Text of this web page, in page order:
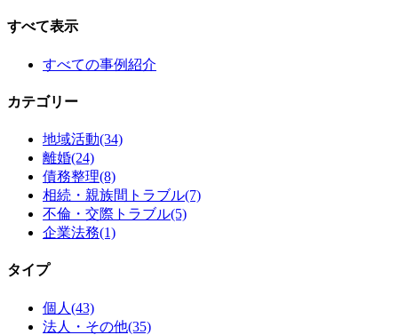
すべて表示
すべての事例紹介
カテゴリー
地域活動(34)
離婚(24)
債務整理(8)
相続・親族間トラブル(7)
不倫・交際トラブル(5)
企業法務(1)
タイプ
個人 (43)
法人・その他(35)